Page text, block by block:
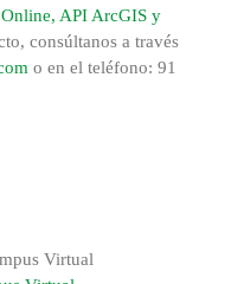
API ArcGIS y
consúltanos a través
o en el teléfono: 91